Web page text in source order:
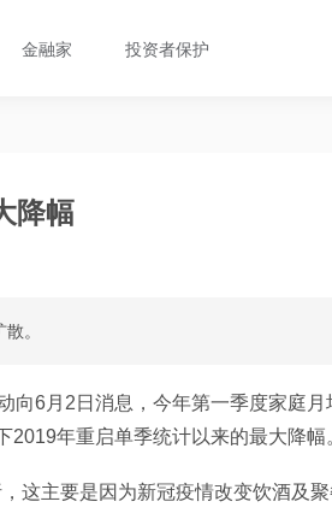
金融家 投资者保护
降幅
。
向6月2日消息，今年第一季度家庭月
年重启单季统计以来的最大降幅
这主要是因为新冠疫情改变饮酒及聚